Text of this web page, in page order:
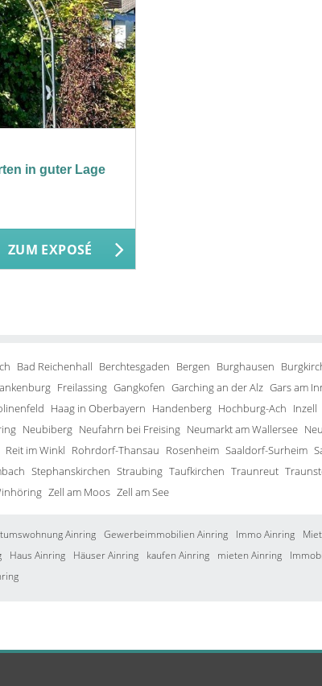
in guter Lage
ZUM EXPOSÉ
Bad Reichenhall Berchtesgaden Bergen Burghausen
Freilassing Gangkofen Garching an der Alz Gars am
Haag in Oberbayern Handenberg Hochburg-Ach Inzell
Neubiberg Neufahrn bei Freising Neumarkt am Wallersee
Reit im Winkl Rohrdorf-Thansau Rosenheim Saaldorf-Surheim
Stephanskirchen Straubing Taufkirchen Traunreut
Zell am Moos Zell am See
Ainring Gewerbeimmobilien Ainring Immo Ainring
Haus Ainring Häuser Ainring kaufen Ainring mieten Ainring